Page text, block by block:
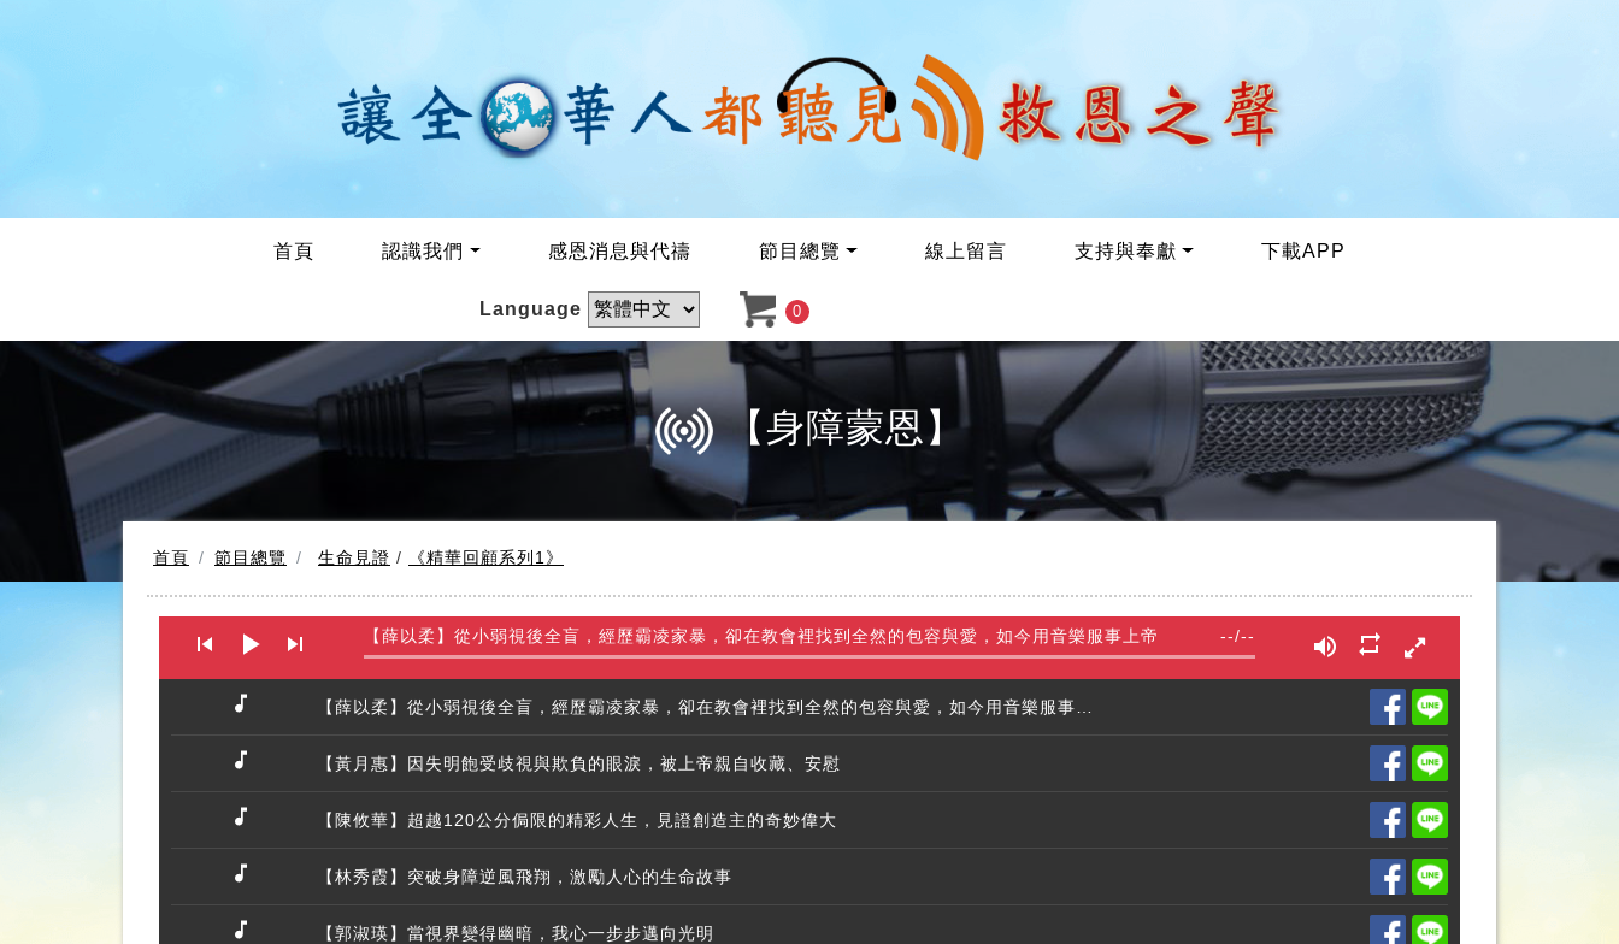
首頁 認識我們 感恩消息與代禱 節目總覽 線上留言 支持與奉獻 下載APP
Language 0
【身障蒙恩】
首頁 節目總覽 生命見證 / 《精華回顧系列1》
【薛以柔】從小弱視後全盲，經歷霸凌家暴，卻在教會裡找到全然的包容與愛，如今用音樂服事上帝 --/--
【黃月惠】因失明飽受歧視與欺負的眼淚，被上帝親自收藏、安慰
【陳攸華】超越120公分侷限的精彩人生，見證創造主的奇妙偉大
【林秀霞】突破身障逆風飛翔，激勵人心的生命故事
【郭淑瑛】當視界變得幽暗，我心一步步邁向光明